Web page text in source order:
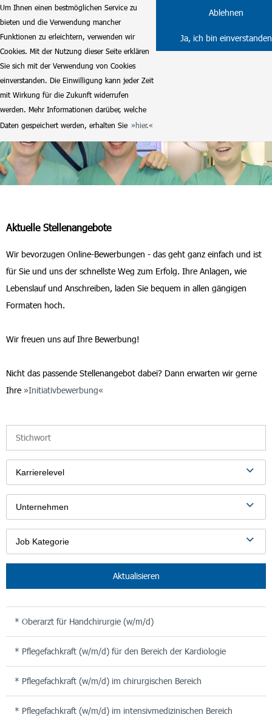
Um Ihnen einen bestmöglichen Service zu
bieten und die Verwendung mancher
Funktionen zu erleichtern, verwenden wir
Cookies. Mit der Nutzung dieser Seite erklären
Sie sich mit der Verwendung von Cookies
einverstanden. Die Einwilligung kann jeder Zeit
mit Wirkung für die Zukunft widerrufen
werden. Mehr Informationen darüber, welche
Daten gespeichert werden, erhalten Sie
hier.
Ablehnen
Ja, ich bin einverstanden
Aktuelle Stellenangebote
Wir bevorzugen Online-Bewerbungen - das geht ganz einfach und ist
für Sie und uns der schnellste Weg zum Erfolg. Ihre Anlagen, wie
Lebenslauf und Anschreiben, laden Sie bequem in allen gängigen
Formaten hoch.
Wir freuen uns auf Ihre Bewerbung!
Nicht das passende Stellenangebot dabei? Dann erwarten wir gerne
Ihre
Initiativbewerbung
Karrierelevel
Unternehmen
Job Kategorie
Aktualisieren
* Oberarzt für Handchirurgie (w/m/d)
* Pflegefachkraft (w/m/d) für den Bereich der Kardiologie
* Pflegefachkraft (w/m/d) im chirurgischen Bereich
* Pflegefachkraft (w/m/d) im intensivmedizinischen Bereich